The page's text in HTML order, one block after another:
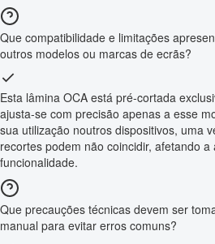
Que compatibilidade e limitações
outros modelos ou marcas de ecrãs?
Esta lâmina OCA está pré-cortada
ajusta-se com precisão apenas a esse
sua utilização noutros dispositivos, uma
recortes podem não coincidir, afetando
funcionalidade.
Que precauções técnicas devem ser
manual para evitar erros comuns?